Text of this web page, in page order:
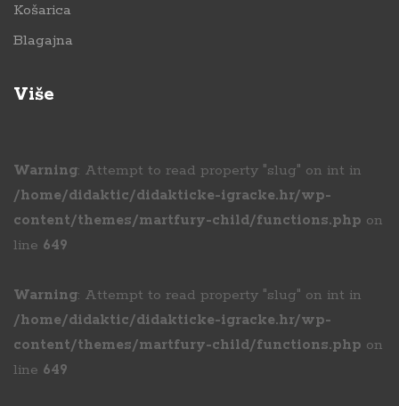
Košarica
Blagajna
Više
Warning: Attempt to read property "slug" on int in
/home/didaktic/didakticke-igracke.hr/wp-
content/themes/martfury-child/functions.php on
line 649
Warning: Attempt to read property "slug" on int in
/home/didaktic/didakticke-igracke.hr/wp-
content/themes/martfury-child/functions.php on
line 649